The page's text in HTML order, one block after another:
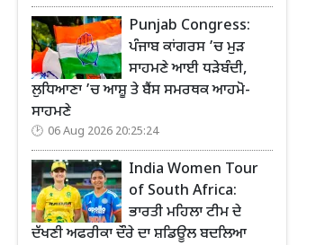
Punjab Congress:
ਪੰਜਾਬ ਕਾਂਗਰਸ ’ਚ ਮੁੜ
ਸਾਹਮਣੇ ਆਈ ਧੜੇਬੰਦੀ,
ਲੁਧਿਆਣਾ ’ਚ ਆਸ਼ੂ ਤੇ ਬੈਂਸ ਸਮਰਥਕ ਆਹਮੋ-
ਸਾਹਮਣੇ
06 Aug 2026 20:25:24
India Women Tour
of South Africa:
ਭਾਰਤੀ ਮਹਿਲਾ ਟੀਮ ਦੇ
ਦੱਖਣੀ ਅਫਰੀਕਾ ਦੌਰੇ ਦਾ ਸ਼ਡਿਊਲ ਬਦਲਿਆ